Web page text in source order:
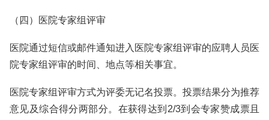
（四）医院专家组评审
医院通过短信或邮件通知进入医院专家组评审的应聘人员医
院专家组评审的时间、地点等相关事宜。
医院专家组评审方式为评委无记名投票。投票结果分为推荐
意见及综合得分两部分。在获得达到2/3到会专家赞成票且